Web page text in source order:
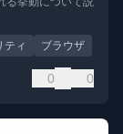
ティ ブラウザ
0 0